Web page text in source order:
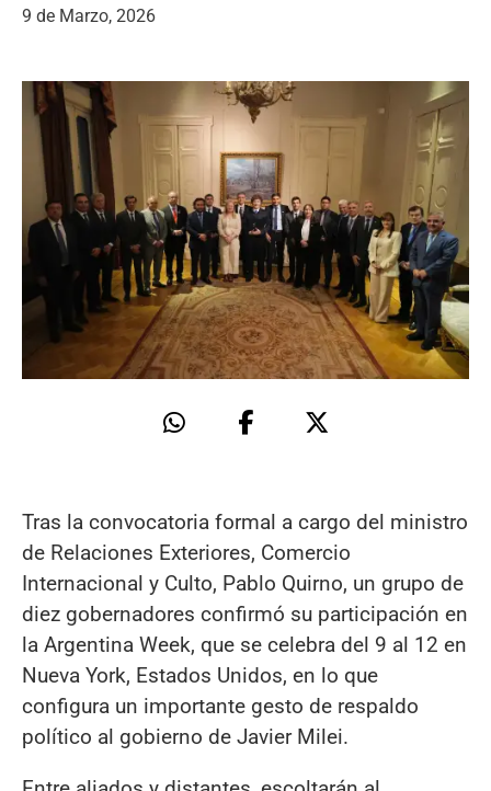
9 de Marzo, 2026
Tras la convocatoria formal a cargo del ministro
de Relaciones Exteriores, Comercio
Internacional y Culto, Pablo Quirno, un grupo de
diez gobernadores confirmó su participación en
la Argentina Week, que se celebra del 9 al 12 en
Nueva York, Estados Unidos, en lo que
configura un importante gesto de respaldo
político al gobierno de Javier Milei.